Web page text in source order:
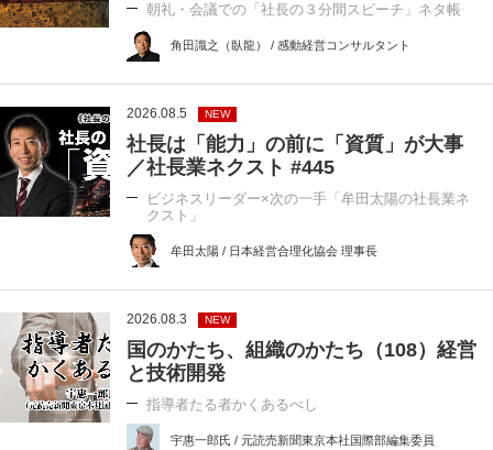
朝礼・会議での「社長の３分間スピーチ」ネタ帳
角田識之（臥龍） / 感動経営コンサルタント
2026.08.5 NEW
社長は「能力」の前に「資質」が大事
／社長業ネクスト #445
ビジネスリーダー×次の一手「牟田太陽の社長業ネ
クスト」
牟田太陽 / 日本経営合理化協会 理事長
2026.08.3 NEW
国のかたち、組織のかたち（108）経営
と技術開発
指導者たる者かくあるべし
宇惠一郎氏 / 元読売新聞東京本社国際部編集委員